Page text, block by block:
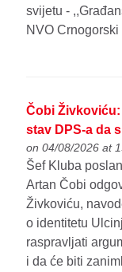
svijetu -
NVO
Čobi
stav DPS-a da
on 04/08/2026 at
Šef Kluba
Artan Čobi
Živkoviću,
o identitetu
raspravljati
i da će biti